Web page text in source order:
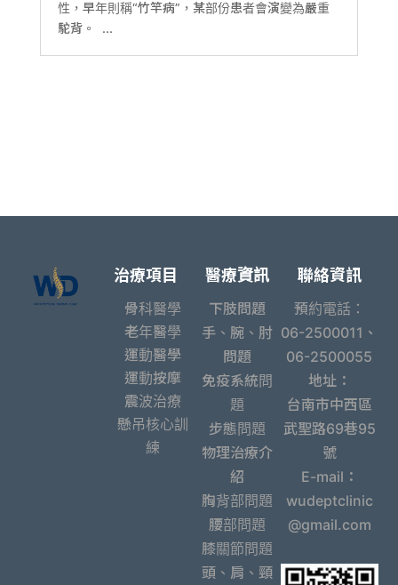
性，早年則稱“竹竿病”，某部份患者會演變為嚴重
駝背。 ...
治療項目
骨科醫學
老年醫學
運動醫學
運動按摩
震波治療
懸吊核心訓
練
醫療資訊
下肢問題
手、腕、肘
問題
免疫系統問
題
步態問題
物理治療介
紹
胸背部問題
腰部問題
膝關節問題
頭、肩、頸
聯絡資訊
預約電話：
06-2500011、
06-2500055
地址：
台南市中西區
武聖路69巷95
號
E-mail：
wudeptclinic
@gmail.com